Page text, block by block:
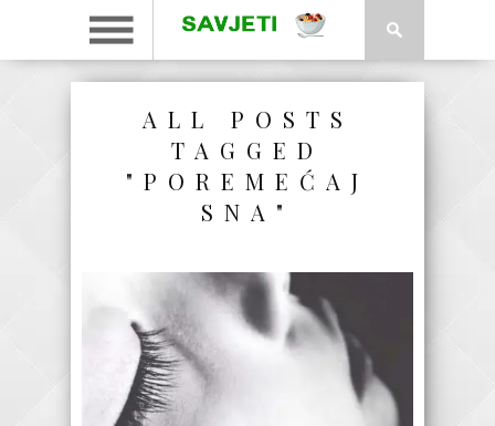
ALL POSTS
TAGGED
"POREMEĆAJ
SNA"